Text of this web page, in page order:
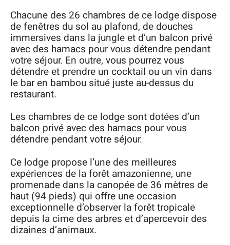
Chacune des 26 chambres de ce lodge dispose
de fenêtres du sol au plafond, de douches
immersives dans la jungle et d’un balcon privé
avec des hamacs pour vous détendre pendant
votre séjour. En outre, vous pourrez vous
détendre et prendre un cocktail ou un vin dans
le bar en bambou situé juste au-dessus du
restaurant.
Les chambres de ce lodge sont dotées d’un
balcon privé avec des hamacs pour vous
détendre pendant votre séjour.
Ce lodge propose l’une des meilleures
expériences de la forêt amazonienne, une
promenade dans la canopée de 36 mètres de
haut (94 pieds) qui offre une occasion
exceptionnelle d’observer la forêt tropicale
depuis la cime des arbres et d’apercevoir des
dizaines d’animaux.